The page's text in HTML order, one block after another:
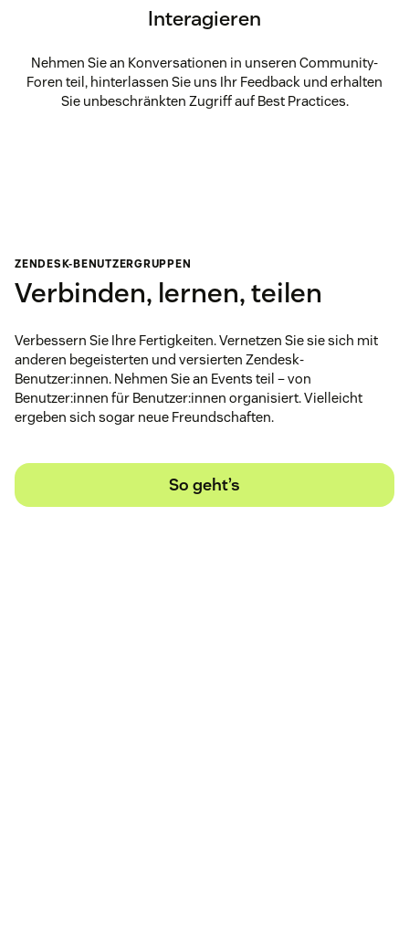
Interagieren
Nehmen Sie an Konversationen in unseren Community-
Foren teil, hinterlassen Sie uns Ihr Feedback und erhalten
Sie unbeschränkten Zugriff auf Best Practices.
ZENDESK-BENUTZERGRUPPEN
Verbinden, lernen, teilen
Verbessern Sie Ihre Fertigkeiten. Vernetzen Sie sie sich mit
anderen begeisterten und versierten Zendesk-
Benutzer:innen. Nehmen Sie an Events teil – von
Benutzer:innen für Benutzer:innen organisiert. Vielleicht
ergeben sich sogar neue Freundschaften.
So geht’s